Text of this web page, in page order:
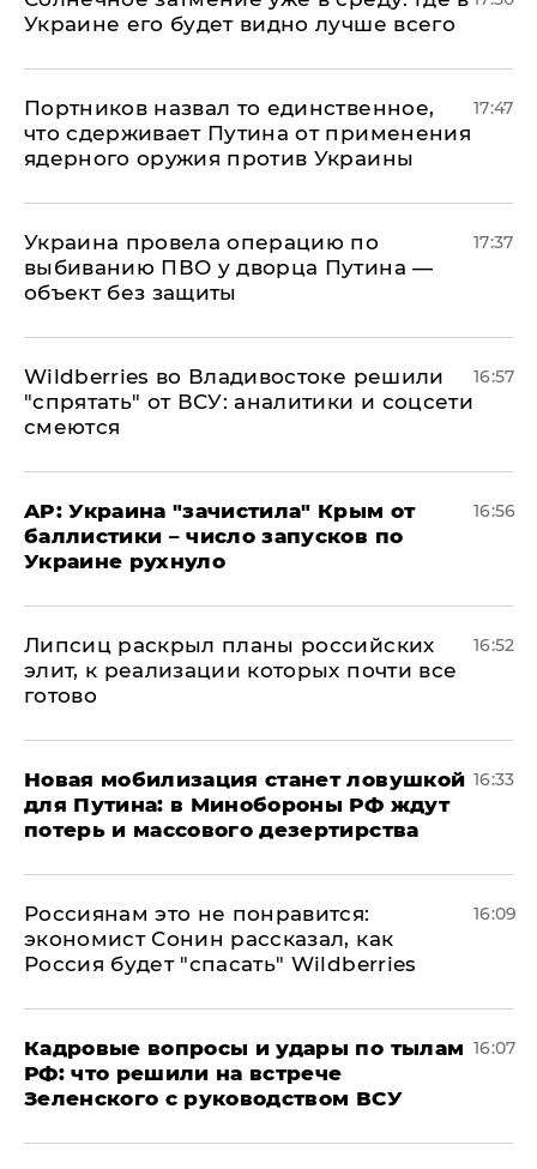
Украине его будет видно лучше всего
Портников назвал то единственное,
что сдерживает Путина от применения
ядерного оружия против Украины
17:47
Украина провела операцию по
выбиванию ПВО у дворца Путина —
объект без защиты
17:37
Wildberries во Владивостоке решили
"спрятать" от ВСУ: аналитики и соцсети
смеются
16:57
AP: Украина "зачистила" Крым от
баллистики – число запусков по
Украине рухнуло
16:56
Липсиц раскрыл планы российских
элит, к реализации которых почти все
готово
16:52
​Новая мобилизация станет ловушкой
для Путина: в Минобороны РФ ждут
потерь и массового дезертирства
16:33
Россиянам это не понравится:
экономист Сонин рассказал, как
Россия будет "спасать" Wildberries
16:09
Кадровые вопросы и удары по тылам
РФ: что решили на встрече
Зеленского с руководством ВСУ
16:07